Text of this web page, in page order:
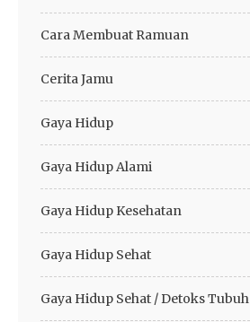
Cara Membuat Ramuan
Cerita Jamu
Gaya Hidup
Gaya Hidup Alami
Gaya Hidup Kesehatan
Gaya Hidup Sehat
Gaya Hidup Sehat / Detoks Tubuh